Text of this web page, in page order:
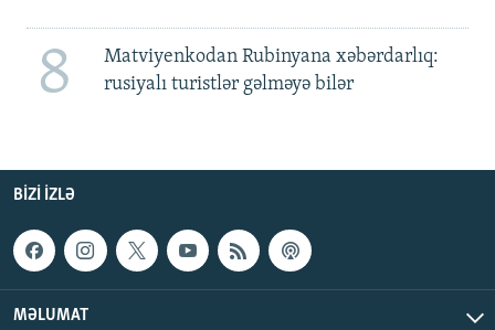
8
Matviyenkodan Rubinyana xəbərdarlıq:
rusiyalı turistlər gəlməyə bilər
BIZI IZLƏ
MƏLUMAT